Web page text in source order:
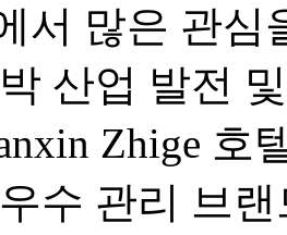
서 많은 관심
산업 발전
Zhige 호
수 관리 브